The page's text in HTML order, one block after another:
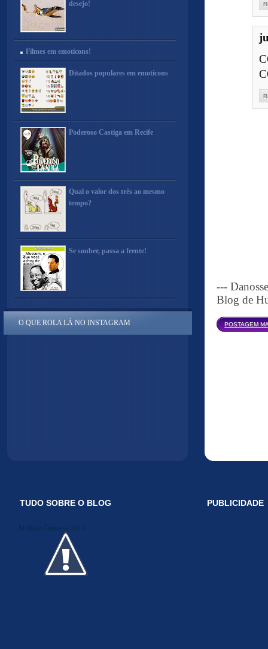
---
Blog de
POSTAGEM
desejo!
Filmes em emoticons!
Ditados populares em emoticons
Poderoso Castiga em Recife
Qual o valor dos três ao mesmo
tempo?
Se souber, passa a frente!
O QUE ROLA LÁ NO INSTAGRAM
TUDO SOBRE O BLOG
Midiakit Danosse 2014
PUBLICIDADE